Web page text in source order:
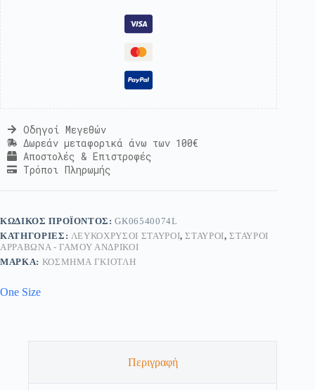
Οδηγοί Μεγεθών
Δωρεάν μεταφορικά άνω των 100€
Αποστολές & Επιστροφές
Τρόποι Πληρωμής
ΚΩΔΙΚΌΣ ΠΡΟΪΌΝΤΟΣ:GK06540074L
ΚΑΤΗΓΟΡΊΕΣ: ΛΕΥΚΌΧΡΥΣΟΙ ΣΤΑΥΡΟΊ,ΣΤΑΥΡΟΊ,ΣΤΑΥΡΟΊ
ΑΡΡΑΒΏΝΑ - ΓΆΜΟΥ ΑΝΔΡΙΚΟΊ
ΜΆΡΚΑ: ΚΟΣΜΗΜΑ ΓΚΙΟΤΛΗ
One Size
Περιγραφή